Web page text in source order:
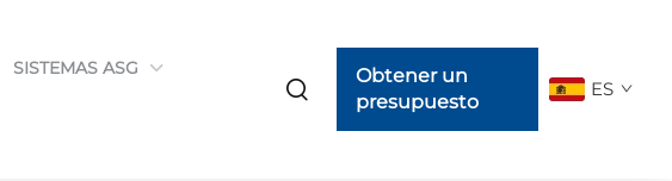
SISTEMAS ASG
Obtener un
presupuesto
ES